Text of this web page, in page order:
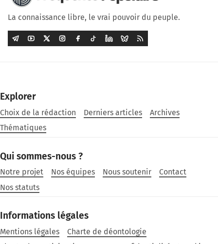
La connaissance libre, le vrai pouvoir du peuple.
Explorer
Choix de la rédaction Derniers articles
Archives
Thématiques
Qui sommes-nous ?
Notre projet Nos équipes Nous soutenir
Contact
Nos statuts
Informations légales
Mentions légales
Charte de déontologie